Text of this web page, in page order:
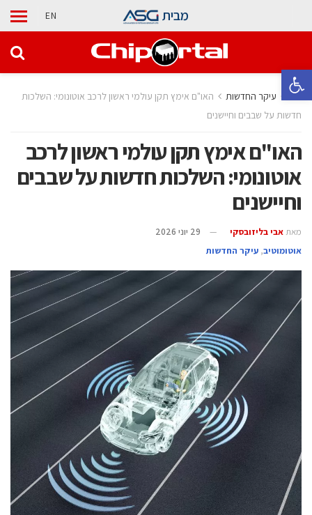
פתח סרגל נגישות
מבית EN
בית עיקר החדשות
האו"ם אימץ תקן עולמי ראשון לרכב אוטונומי: השלכות
חדשות על שבבים וחיישנים
האו"ם אימץ תקן עולמי ראשון לרכב
אוטונומי: השלכות חדשות על שבבים
וחיישנים
מאת אבי בליזובסקי
29 יוני 2026
אוטומוטיב, עיקר החדשות